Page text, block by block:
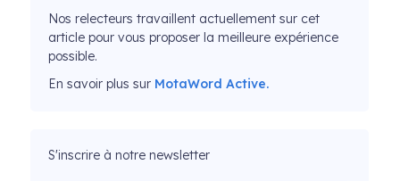
Nos relecteurs travaillent actuellement sur cet
article pour vous proposer la meilleure expérience
possible.
En savoir plus sur MotaWord Active.
S'inscrire à notre newsletter